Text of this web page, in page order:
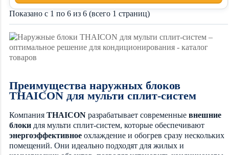
Показано с 1 по 6 из 6 (всего 1 страниц)
Преимущества наружных блоков
THAICON для мульти сплит-систем
Компания THAICON разрабатывает современные внешние
блоки для мульти сплит-систем, которые обеспечивают
энергоэффективное охлаждение и обогрев сразу нескольких
помещений. Они идеально подходят для жилых и